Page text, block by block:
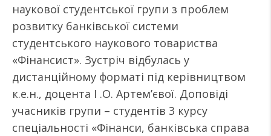
наукової студентської групи з проблем
розвитку банківської системи
студентського наукового товариства
«Фінансист». Зустріч відбулась у
дистанційному форматі під керівництвом
к.е.н., доцента І .О. Артем’євої. Доповіді
учасників групи – студентів 3 курсу
спеціальності «Фінанси, банківська справа